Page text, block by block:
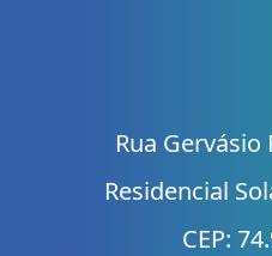
Rua Gervásio
Residencial
CEP: